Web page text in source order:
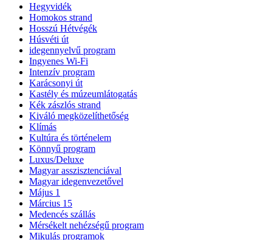
Hegyvidék
Homokos strand
Hosszú Hétvégék
Húsvéti út
idegennyelvű program
Ingyenes Wi-Fi
Intenzív program
Karácsonyi út
Kastély és múzeumlátogatás
Kék zászlós strand
Kiváló megközelíthetőség
Klímás
Kultúra és történelem
Könnyű program
Luxus/Deluxe
Magyar asszisztenciával
Magyar idegenvezetővel
Május 1
Március 15
Medencés szállás
Mérsékelt nehézségű program
Mikulás programok